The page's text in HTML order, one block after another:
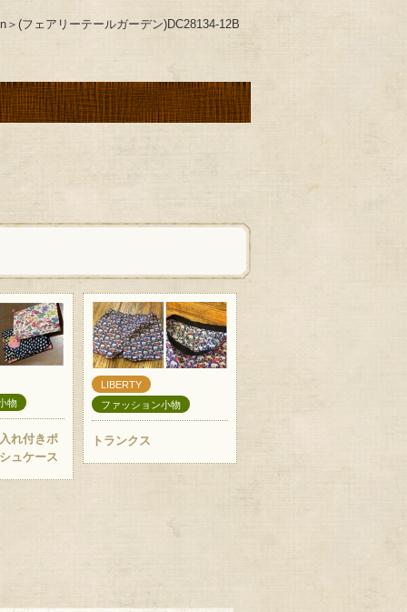
(フェアリーテールガーデン)DC28134-12B
物
れ付きポ
ュケース
LIBERTY
ファッション小物
トランクス